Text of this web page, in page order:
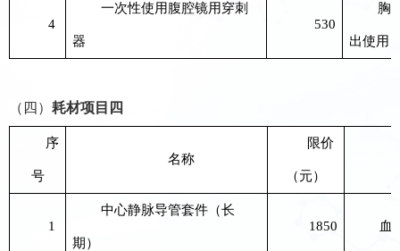
4
一次性使用腹腔镜用穿刺
器
530
胸
出使用
（四） 耗材项目 四
序
号
名称
限价
（元）
1
中心静脉导管套件（长
期）
1850 血